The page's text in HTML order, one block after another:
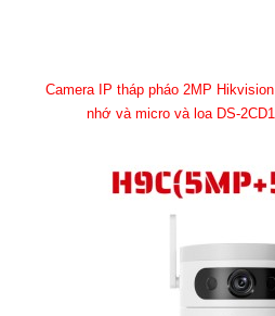
Camera IP tháp pháo 2MP
nhớ và micro và loa DS-